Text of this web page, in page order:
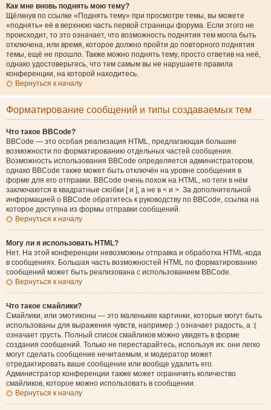
Как мне вновь поднять мою тему?
Щёлкнув по ссылке «Поднять тему» при просмотре темы, вы можете
«поднять» её в верхнюю часть первой страницы форума. Если этого не
происходит, то это означает, что возможность поднятия тем могла быть
отключена, или время, которое должно пройти до повторного поднятия
темы, ещё не прошло. Также можно поднять тему, просто ответив на неё,
однако удостоверьтесь, что тем самым вы не нарушаете правила
конференции, на которой находитесь.
Вернуться к началу
Форматирование сообщений и типы создаваемых тем
Что такое BBCode?
BBCode — это особая реализация HTML, предлагающая большие
возможности по форматированию отдельных частей сообщения.
Возможность использования BBCode определяется администратором,
однако BBCode также может быть отключён на уровне сообщения в
форме для его отправки. BBCode очень похож на HTML, но теги в нём
заключаются в квадратные скобки [ и ], а не в < и >. За дополнительной
информацией о BBCode обратитесь к руководству по BBCode, ссылка на
которое доступна из формы отправки сообщений.
Вернуться к началу
Могу ли я использовать HTML?
Нет. На этой конференции невозможны отправка и обработка HTML-кода
в сообщениях. Большая часть возможностей HTML по форматированию
сообщений может быть реализована с использованием BBCode.
Вернуться к началу
Что такое смайлики?
Смайлики, или эмотиконы — это маленькие картинки, которые могут быть
использованы для выражения чувств, например :) означает радость, а :(
означает грусть. Полный список смайликов можно увидеть в форме
создания сообщений. Только не перестарайтесь, используя их: они легко
могут сделать сообщение нечитаемым, и модератор может
отредактировать ваше сообщение или вообще удалить его.
Администратор конференции также может ограничить количество
смайликов, которое можно использовать в сообщении.
Вернуться к началу